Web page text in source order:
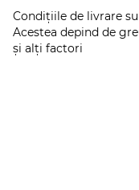
Condițiile de livrare
Acestea depind de
și alți factori